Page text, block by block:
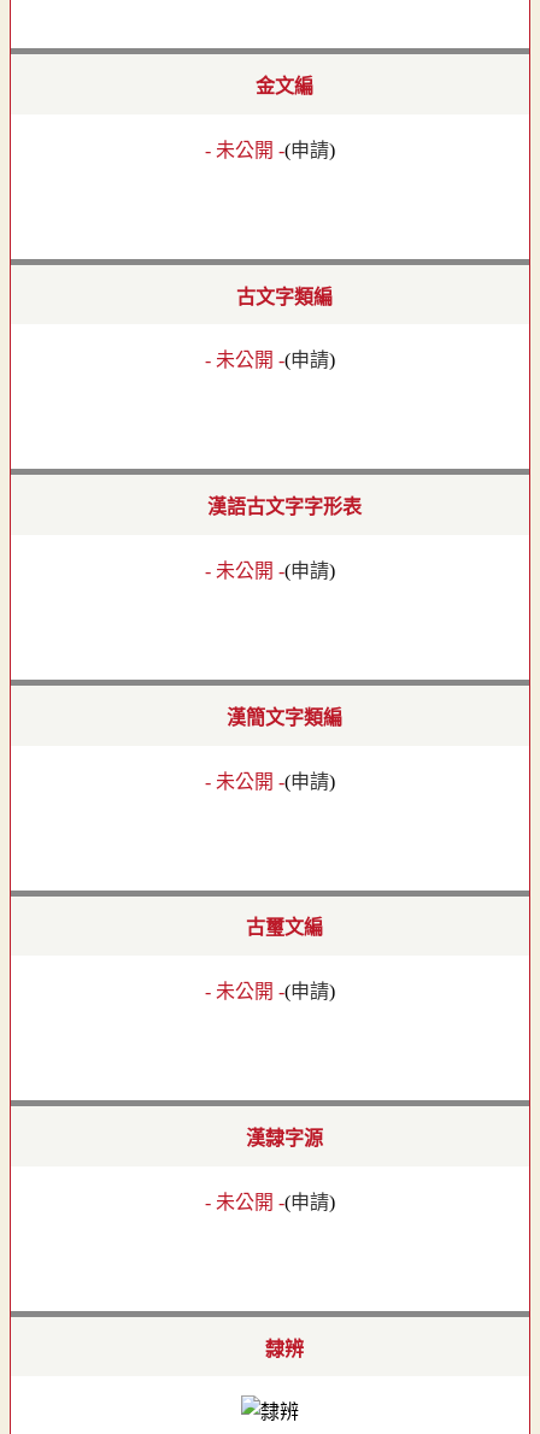
金文編
- 未公開 -(申請)
古文字類編
- 未公開 -(申請)
漢語古文字字形表
- 未公開 -(申請)
漢簡文字類編
- 未公開 -(申請)
古璽文編
- 未公開 -(申請)
漢隸字源
- 未公開 -(申請)
隸辨